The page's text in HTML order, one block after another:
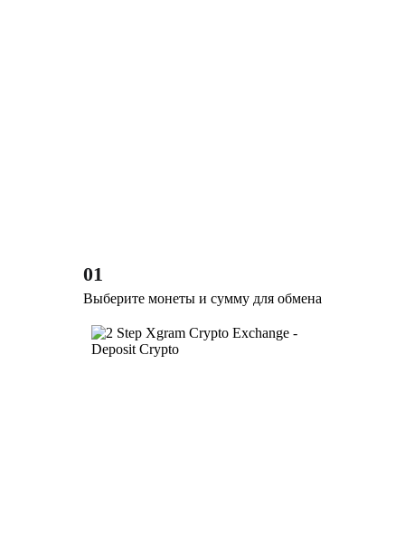
01
Выберите монеты и сумму для обмена